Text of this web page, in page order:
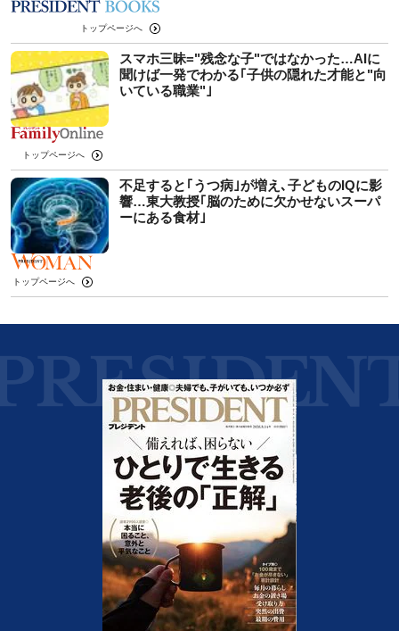
トップページへ
スマホ三昧="残念な子"ではなかった…AIに
聞けば一発でわかる｢子供の隠れた才能と"向
いている職業"｣
トップページへ
不足すると｢うつ病｣が増え､子どものIQに影
響…東大教授｢脳のために欠かせないスーパ
ーにある食材｣
トップページへ